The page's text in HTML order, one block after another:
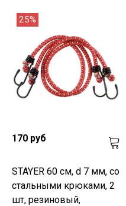
25%
170 руб
STAYER 60 см, d 7 мм, со
стальными крюками, 2
шт, резиновый,